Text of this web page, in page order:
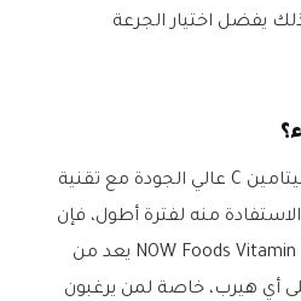
يفضل اختيار الجرعة
إذا كنت تبحث عن مكمل فيتامين C عالي الجودة مع تقنية
منه لفترة أطول، فإن
NOW Foods Vitamin C-1000 Sustained Release يعد من
أي هيرب، خاصة لمن يرغبون